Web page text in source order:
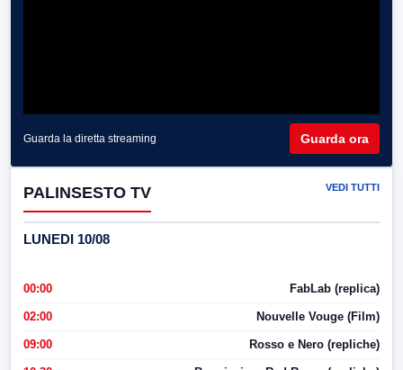
Guarda la diretta streaming Guarda ora
PALINSESTO TV VEDI TUTTI
LUNEDI 10/08
00:00 FabLab (replica)
02:00 Nouvelle Vouge (Film)
09:00 Rosso e Nero (repliche)